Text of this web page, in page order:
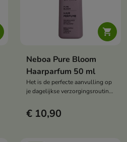

Neboa Pure Bloom
Haarparfum 50 ml
Het is de perfecte aanvulling op
je dagelijkse verzorgingsroutine
van elke stijl.
€ 10,90